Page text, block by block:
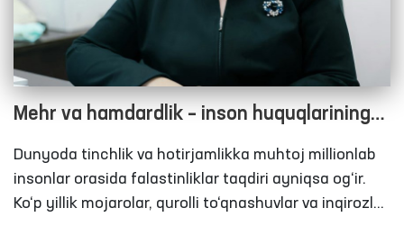
Mehr va hamdardlik – inson huquqlarining
yuksak ifodasi
Dunyoda tinchlik va hotirjamlikka muhtoj millionlab
insonlar orasida falastinliklar taqdiri ayniqsa og‘ir.
Ko‘p yillik mojarolar, qurolli to‘qnashuvlar va inqirozlar